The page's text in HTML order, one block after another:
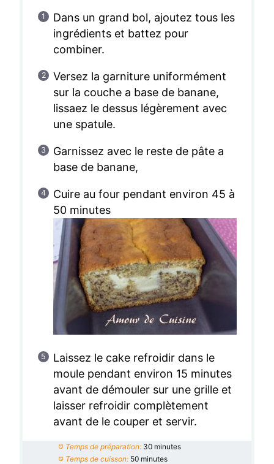
Dans un grand bol, ajoutez tous les
ingrédients et battez pour
combiner.
Versez la garniture uniformément
sur la couche a base de banane,
lissaez le dessus légèrement avec
une spatule.
Garnissez avec le reste de pâte a
base de banane,
Cuire au four pendant environ 45 à
50 minutes
Laissez le cake refroidir dans le
moule pendant environ 15 minutes
avant de démouler sur une grille et
laisser refroidir complètement
avant de le couper et servir.
Temps de préparation: 30 minutes
Temps de cuisson: 50 minutes